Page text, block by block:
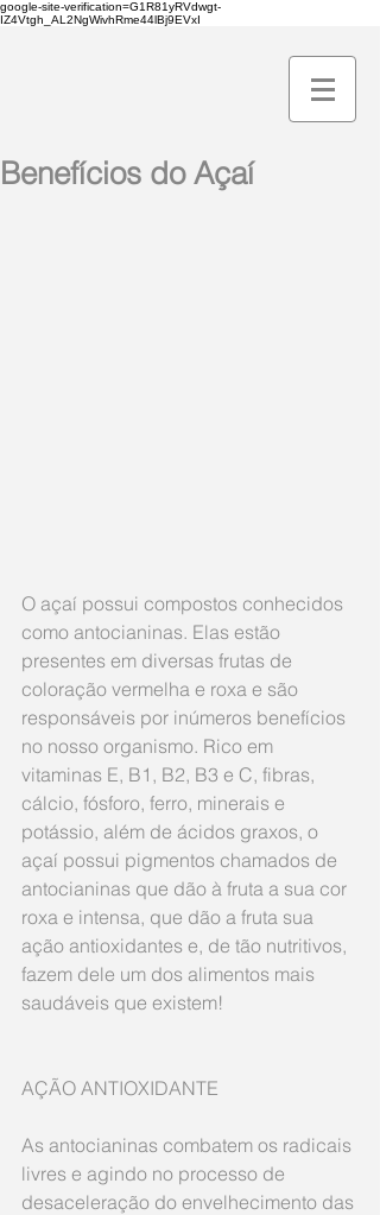
google-site-verification=G1R81yRVdwgt-
IZ4Vtgh_AL2NgWivhRme44lBj9EVxI
Benefícios do Açaí
O açaí possui compostos conhecidos
como antocianinas. Elas estão
presentes em diversas frutas de
coloração vermelha e roxa e são
responsáveis por inúmeros benefícios
no nosso organismo. Rico em
vitaminas E, B1, B2, B3 e C, fibras,
cálcio, fósforo, ferro, minerais e
potássio, além de ácidos graxos, o
açaí possui pigmentos chamados de
antocianinas que dão à fruta a sua cor
roxa e intensa, que dão a fruta sua
ação antioxidantes e, de tão nutritivos,
fazem dele um dos alimentos mais
saudáveis que existem!
AÇÃO ANTIOXIDANTE
As antocianinas combatem os radicais
livres e agindo no processo de
desaceleração do envelhecimento das